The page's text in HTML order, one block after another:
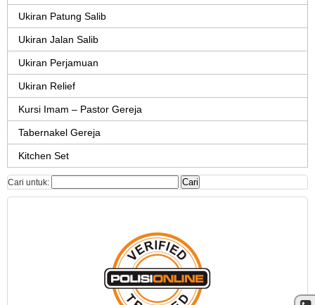
Ukiran Patung Salib
Ukiran Jalan Salib
Ukiran Perjamuan
Ukiran Relief
Kursi Imam – Pastor Gereja
Tabernakel Gereja
Kitchen Set
Cari untuk: